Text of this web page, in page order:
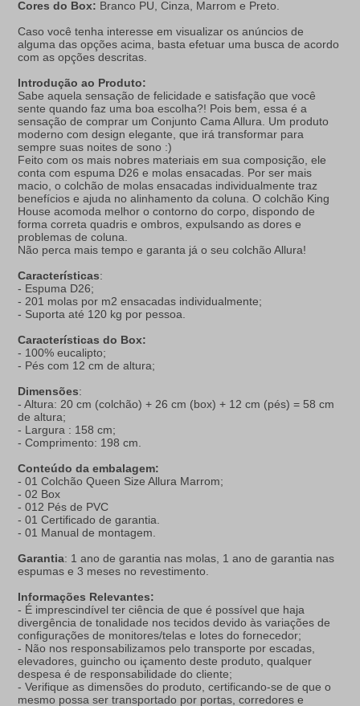
Cores do Box: Branco PU, Cinza, Marrom e Preto.
Caso você tenha interesse em visualizar os anúncios de
alguma das opções acima, basta efetuar uma busca de acordo
com as opções descritas.
Introdução ao Produto:
Sabe aquela sensação de felicidade e satisfação que você
sente quando faz uma boa escolha?! Pois bem, essa é a
sensação de comprar um Conjunto Cama Allura. Um produto
moderno com design elegante, que irá transformar para
sempre suas noites de sono :)
Feito com os mais nobres materiais em sua composição, ele
conta com espuma D26 e molas ensacadas. Por ser mais
macio, o colchão de molas ensacadas individualmente traz
benefícios e ajuda no alinhamento da coluna. O colchão King
House acomoda melhor o contorno do corpo, dispondo de
forma correta quadris e ombros, expulsando as dores e
problemas de coluna.
Não perca mais tempo e garanta já o seu colchão Allura!
Características:
- Espuma D26;
- 201 molas por m2 ensacadas individualmente;
- Suporta até 120 kg por pessoa.
Características do Box:
- 100% eucalipto;
- Pés com 12 cm de altura;
Dimensões:
- Altura: 20 cm (colchão) + 26 cm (box) + 12 cm (pés) = 58 cm
de altura;
- Largura : 158 cm;
- Comprimento: 198 cm.
Conteúdo da embalagem:
- 01 Colchão Queen Size Allura Marrom;
- 02 Box
- 012 Pés de PVC
- 01 Certificado de garantia.
- 01 Manual de montagem.
Garantia: 1 ano de garantia nas molas, 1 ano de garantia nas
espumas e 3 meses no revestimento.
Informações Relevantes:
- É imprescindível ter ciência de que é possível que haja
divergência de tonalidade nos tecidos devido às variações de
configurações de monitores/telas e lotes do fornecedor;
- Não nos responsabilizamos pelo transporte por escadas,
elevadores, guincho ou içamento deste produto, qualquer
despesa é de responsabilidade do cliente;
- Verifique as dimensões do produto, certificando-se de que o
mesmo possa ser transportado por portas, corredores e